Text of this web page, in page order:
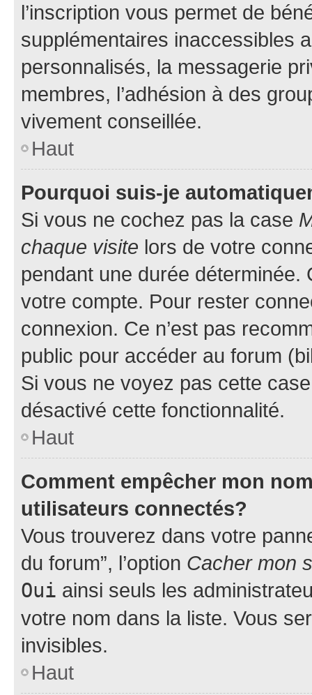
l’inscription vous permet de
supplémentaires inaccessibles
personnalisés, la messagerie
membres, l’adhésion à des
vivement conseillée.
Haut
Pourquoi suis-je
Si vous ne cochez pas la case
chaque visite lors de votre
pendant une durée déterminée.
votre compte. Pour rester
connexion. Ce n’est pas
public pour accéder au forum
Si vous ne voyez pas cette
désactivé cette fonctionnalité.
Haut
Comment empêcher mon
utilisateurs connectés?
Vous trouverez dans votre
du forum”, l’option Cacher mon
Oui ainsi seuls les
votre nom dans la liste. Vous
invisibles.
Haut